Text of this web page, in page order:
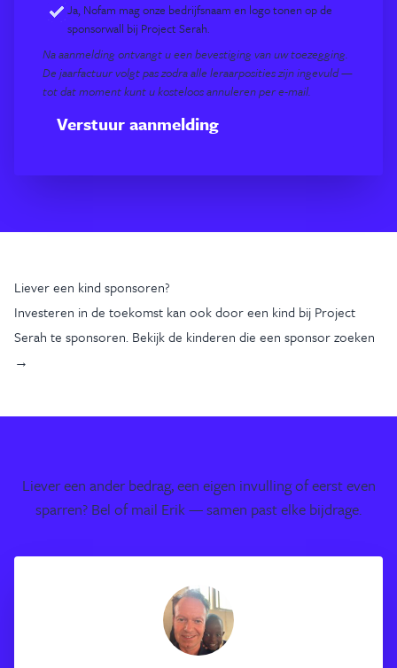
Ja, Nofam mag onze bedrijfsnaam en logo tonen op de
sponsorwall bij Project Serah.
Na aanmelding ontvangt u een bevestiging van uw toezegging.
De jaarfactuur volgt pas zodra alle leraarposities zijn ingevuld —
tot dat moment kunt u kosteloos annuleren per e-mail.
Verstuur aanmelding
Liever een kind sponsoren?
Investeren in de toekomst kan ook door een kind bij Project
Serah te sponsoren. Bekijk de kinderen die een sponsor zoeken
→
Liever een ander bedrag, een eigen invulling of eerst even
sparren? Bel of mail Erik — samen past elke bijdrage.